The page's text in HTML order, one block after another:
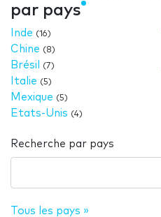
par pays
Inde (16)
Chine (8)
Brésil (7)
Italie (5)
Mexique (5)
Etats-Unis (4)
Recherche par pays
Tous les pays »